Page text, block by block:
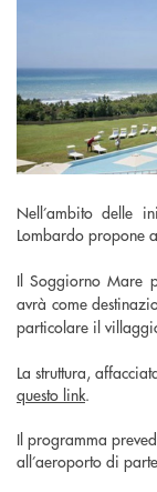
Nell’ambito delle
Lombardo propone
Il Soggiorno Mare
avrà come
particolare il
La struttura,
questo link.
Il programma
all’aeroporto di